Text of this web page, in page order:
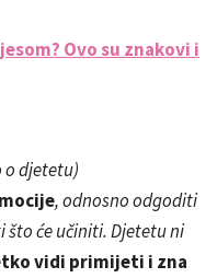
Ovo su znakovi i
o djetetu)
, odnosno odgoditi
što će učiniti. Djetetu ni
vidi primijeti i zna